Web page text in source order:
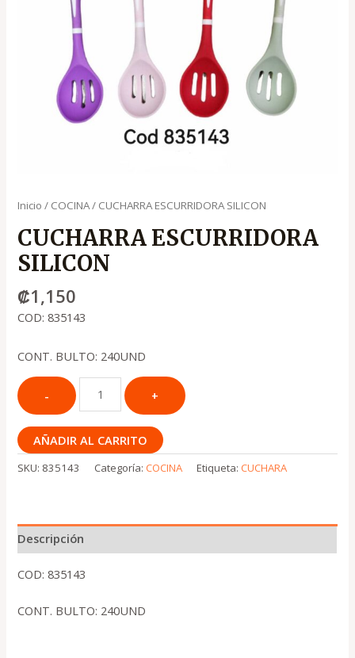
Inicio / COCINA/ CUCHARRA ESCURRIDORA SILICON
CUCHARRA ESCURRIDORA
SILICON
₡1,150
COD: 835143
CONT. BULTO: 240UND
AÑADIR AL CARRITO
SKU: 835143 Categoría:COCINA Etiqueta:CUCHARA
Descripción
COD: 835143
CONT. BULTO: 240UND